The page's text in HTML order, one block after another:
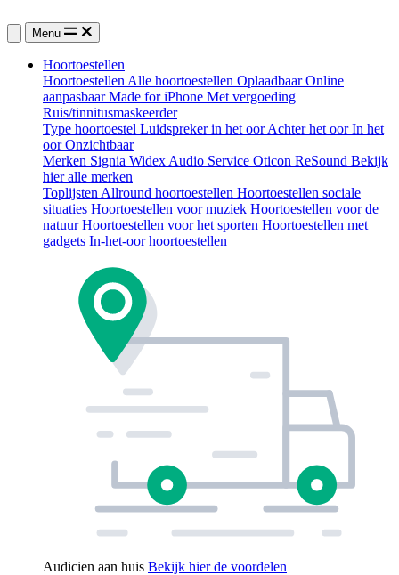
Menu
Hoortoestellen
Hoortoestellen Alle hoortoestellen OplaadbaarOnline
aanpasbaarMade for iPhone Met vergoeding
Ruis/tinnitusmaskeerder
Type hoortoestel Luidspreker in het oorAchter het oorIn het
oorOnzichtbaar
Merken Signia Widex Audio Service Oticon ReSound Bekijk
hier alle merken
Toplijsten Allround hoortoestellen Hoortoestellen sociale
situaties Hoortoestellen voor muziek Hoortoestellen voor de
natuurHoortoestellen voor het sporten Hoortoestellen met
gadgets In-het-oor hoortoestellen
Audicien aan huis Bekijk hier de voordelen